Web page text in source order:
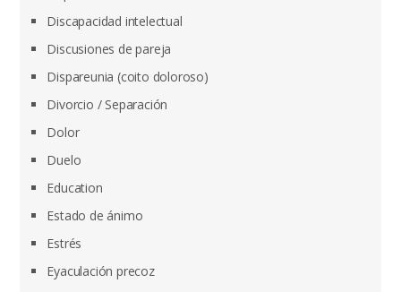
Discapacidad intelectual
Discusiones de pareja
Dispareunia (coito doloroso)
Divorcio / Separación
Dolor
Duelo
Education
Estado de ánimo
Estrés
Eyaculación precoz